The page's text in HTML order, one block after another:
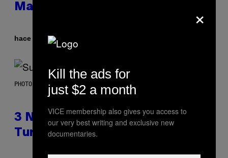
Made It for You Already
hace 4 horas
PHOTO BY NIELS VAN IPEREN/GETTY IMAGES
3 No-Skip Britpop Albums
Turning 30 This Year
×
Kill the ads for
just $2 a month
VICE membership also gives you access to
our very best writing and exclusive new
documentaries.